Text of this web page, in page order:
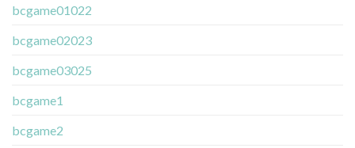
bcgame01022
bcgame02023
bcgame03025
bcgame1
bcgame2